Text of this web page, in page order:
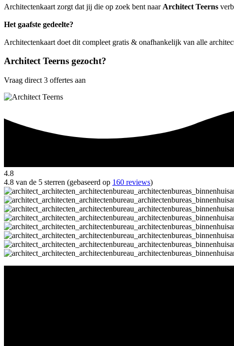
Architectenkaart zorgt dat jij die op zoek bent naar Architect Teerns
Het gaafste gedeelte?
Architectenkaart doet dit compleet gratis & onafhankelijk van alle
Architect Teerns gezocht?
Vraag direct 3 offertes aan
4.8
4.8 van de 5 sterren (gebaseerd op 160 reviews)